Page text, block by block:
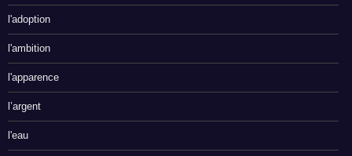
l'adoption
l'ambition
l'apparence
l’argent
l'eau